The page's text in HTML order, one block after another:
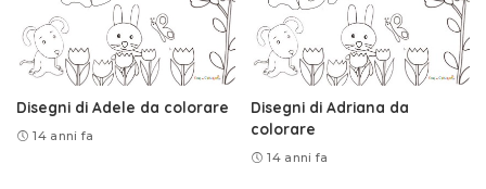
Disegni di Adele da colorare
14 anni fa
Disegni di Adriana da
colorare
14 anni fa